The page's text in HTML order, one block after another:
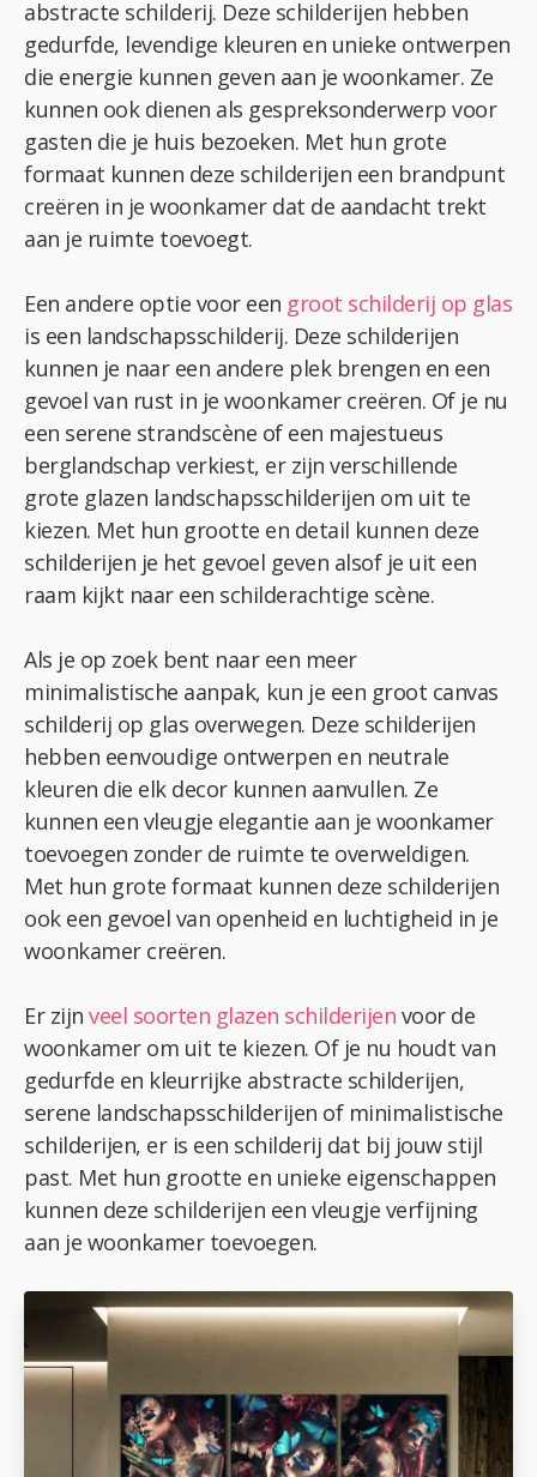
abstracte schilderij. Deze schilderijen hebben
gedurfde, levendige kleuren en unieke ontwerpen
die energie kunnen geven aan je woonkamer. Ze
kunnen ook dienen als gespreksonderwerp voor
gasten die je huis bezoeken. Met hun grote
formaat kunnen deze schilderijen een brandpunt
creëren in je woonkamer dat de aandacht trekt
aan je ruimte toevoegt.
Een andere optie voor een groot schilderij op glas
is een landschapsschilderij. Deze schilderijen
kunnen je naar een andere plek brengen en een
gevoel van rust in je woonkamer creëren. Of je nu
een serene strandscène of een majestueus
berglandschap verkiest, er zijn verschillende
grote glazen landschapsschilderijen om uit te
kiezen. Met hun grootte en detail kunnen deze
schilderijen je het gevoel geven alsof je uit een
raam kijkt naar een schilderachtige scène.
Als je op zoek bent naar een meer
minimalistische aanpak, kun je een groot canvas
schilderij op glas overwegen. Deze schilderijen
hebben eenvoudige ontwerpen en neutrale
kleuren die elk decor kunnen aanvullen. Ze
kunnen een vleugje elegantie aan je woonkamer
toevoegen zonder de ruimte te overweldigen.
Met hun grote formaat kunnen deze schilderijen
ook een gevoel van openheid en luchtigheid in je
woonkamer creëren.
Er zijn veel soorten glazen schilderijen voor de
woonkamer om uit te kiezen. Of je nu houdt van
gedurfde en kleurrijke abstracte schilderijen,
serene landschapsschilderijen of minimalistische
schilderijen, er is een schilderij dat bij jouw stijl
past. Met hun grootte en unieke eigenschappen
kunnen deze schilderijen een vleugje verfijning
aan je woonkamer toevoegen.